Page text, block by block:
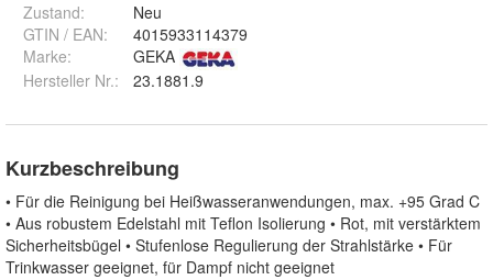
Zustand:
Neu
GTIN / EAN:
4015933114379
Marke:
GEKA
Hersteller Nr.:
23.1881.9
Kurzbeschreibung
• Für die Reinigung bei Heißwasseranwendungen, max. +95 Grad C
• Aus robustem Edelstahl mit Teflon Isolierung • Rot, mit verstärktem
Sicherheitsbügel • Stufenlose Regulierung der Strahlstärke • Für
Trinkwasser geeignet, für Dampf nicht geeignet